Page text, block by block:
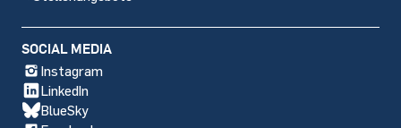
SOCIAL MEDIA
Instagram
LinkedIn
BlueSky